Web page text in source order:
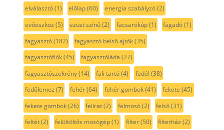
elválasztó(1) előlap(60) energia szabályzó(2)
evőeszköz (5) ezüst színű(2) facsarókúp(1) fagadó(1)
fagyasztó(182) fagyasztó belső ajtók(35)
fagyasztófiók(45) fagyasztóláda (27)
fagyasztószekrény(14) fali tartó(4) fedél (38)
fedőlemez (7) fehér(64) fehér gombok(41) fekete (45)
fekete gombok(26) felirat(2) felmosó(2) felső(31)
feltét(2) felültöltős mosógép(1) filter(50) filterház (2)